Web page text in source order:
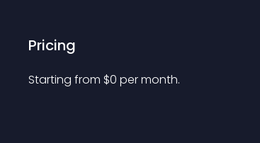
Pricing
Starting from $0 per month.